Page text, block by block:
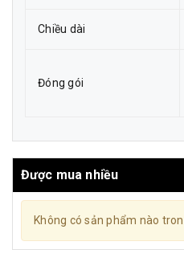
Chiều dài
Đóng gói
Được mua nhiều
Không có sản phẩm nào